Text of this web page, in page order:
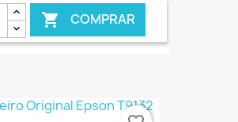
 COMPRAR
€ ONLINE